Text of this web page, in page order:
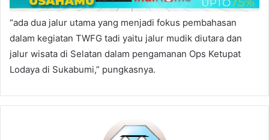
“ada dua jalur utama yang menjadi fokus pembahasan
dalam kegiatan TWFG tadi yaitu jalur mudik diutara dan
jalur wisata di Selatan dalam pengamanan Ops Ketupat
Lodaya di Sukabumi,” pungkasnya.